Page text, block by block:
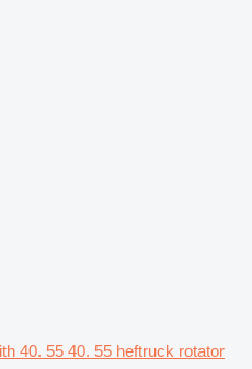
40. 55 40. 55 heftruck rotator